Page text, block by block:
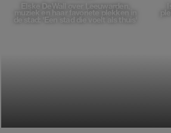
Elske DeWall over Leeuwarden,
muziek en haar favoriete plekken in
de stad: 'Een stad die voelt als thuis'